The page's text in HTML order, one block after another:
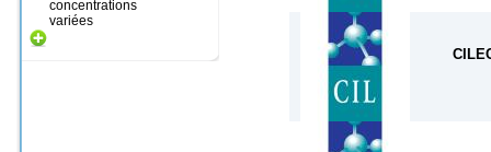
concentrations
variées